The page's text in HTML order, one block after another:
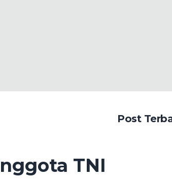
TNI
Post